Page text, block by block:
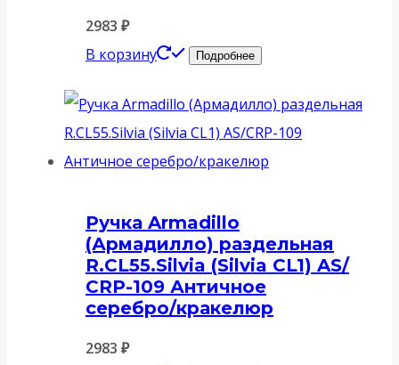
2983 ₽
В корзину
Подробнее
Ручка Armadillo
(Армадилло) раздельная
R.CL55.Silvia (Silvia CL1) AS/
СRP-109 Античное
серебро/кракелюр
2983 ₽